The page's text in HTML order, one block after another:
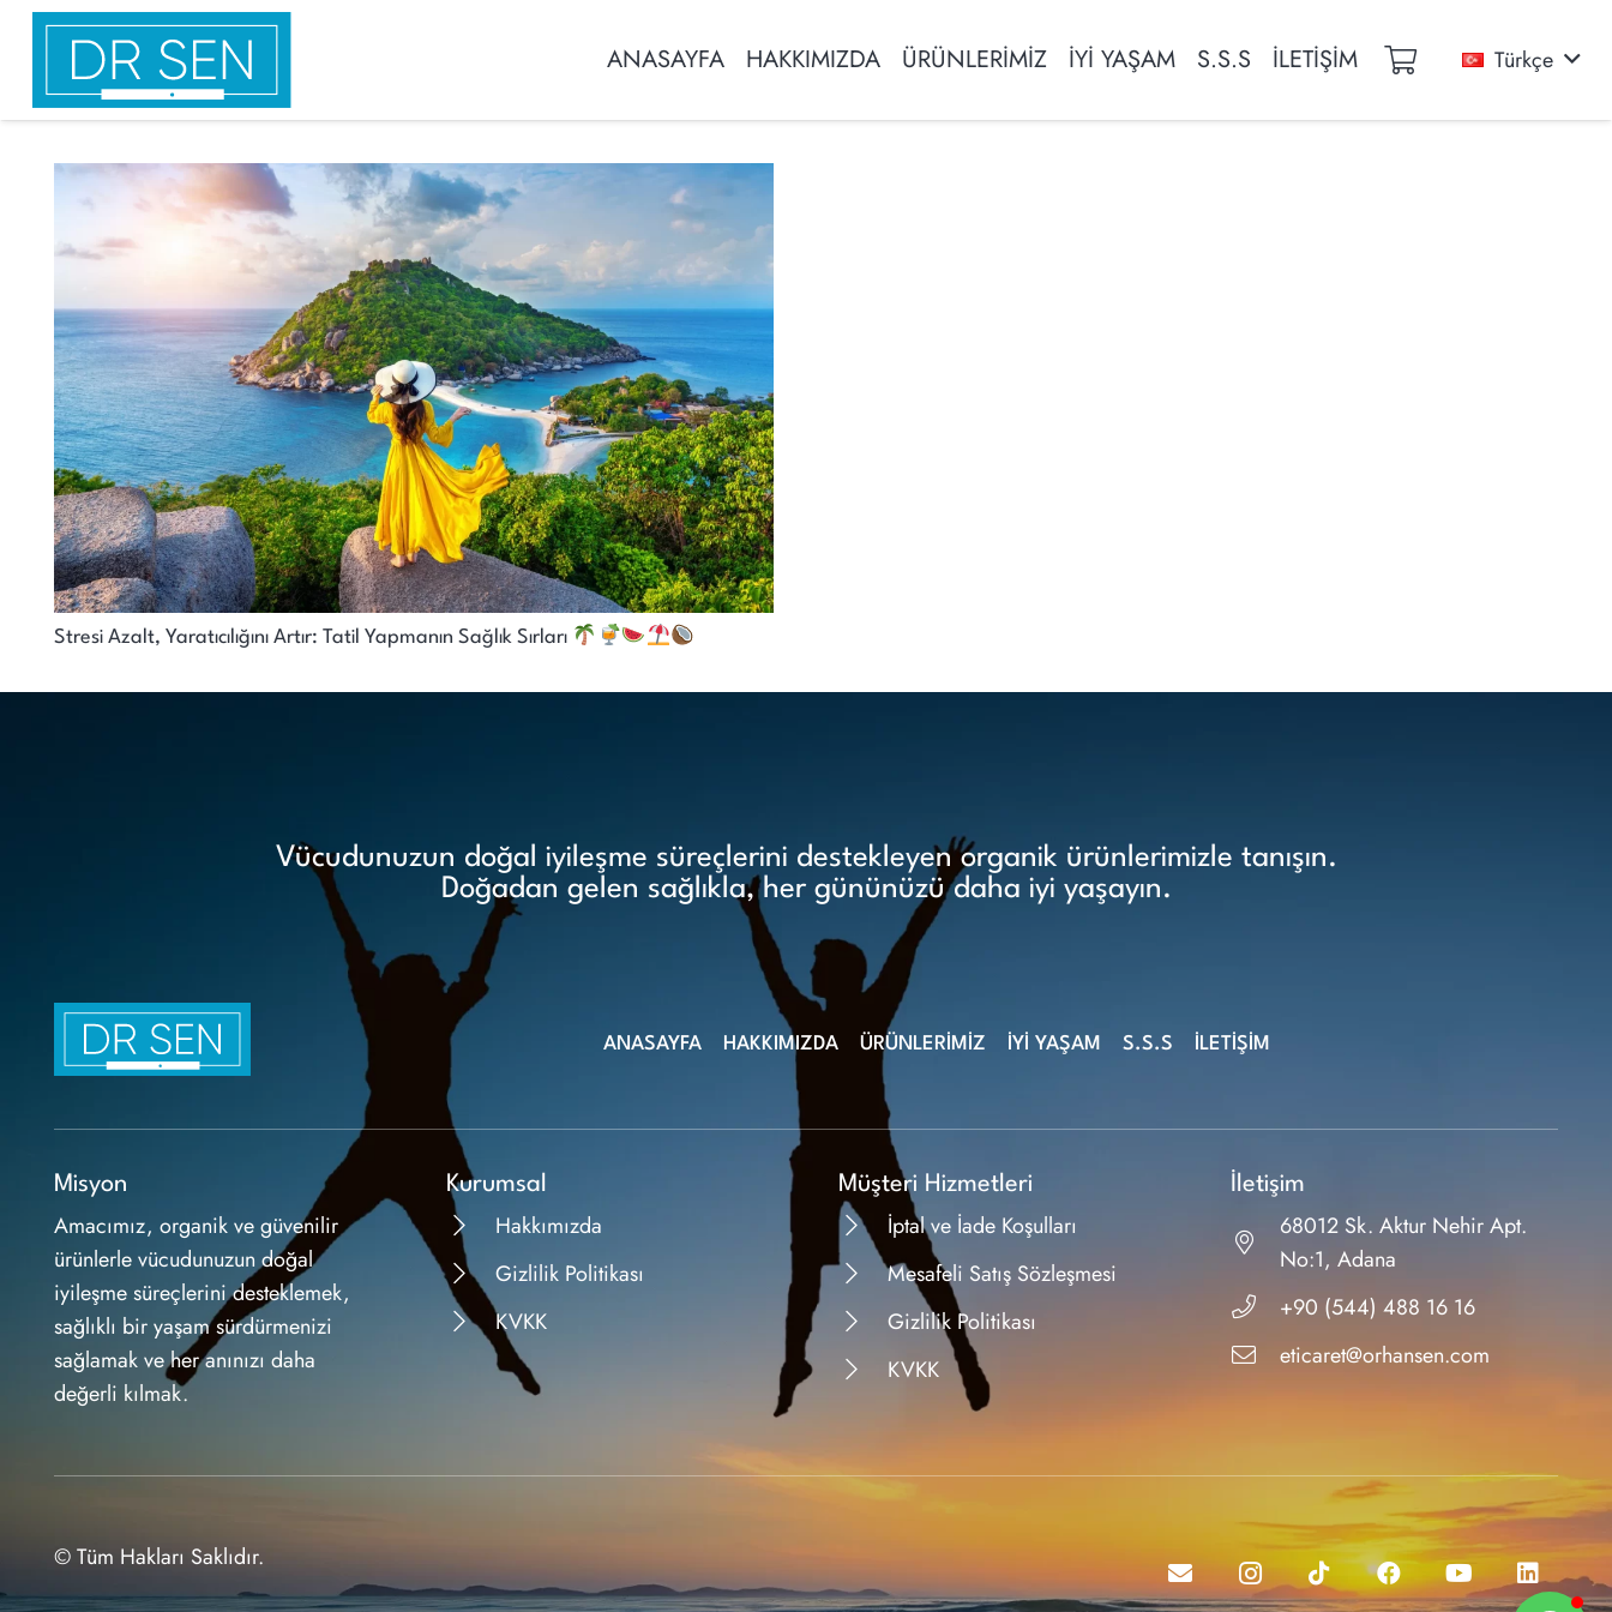
ANASAYFA HAKKIMIZDA ÜRÜNLERİMİZ İYİ YAŞAM S.S.S İLETİŞİM Türkçe
Stresi Azalt, Yaratıcılığını Artır: Tatil Yapmanın Sağlık Sırları
Vücudunuzun doğal iyileşme süreçlerini destekleyen organik ürünlerimizle tanışın.
Doğadan gelen sağlıkla, her gününüzü daha iyi yaşayın.
ANASAYFA HAKKIMIZDA ÜRÜNLERİMİZ İYİ YAŞAM S.S.S İLETİŞİM
Misyon
Amacımız, organik ve güvenilir
ürünlerle vücudunuzun doğal
iyileşme süreçlerini desteklemek,
sağlıklı bir yaşam sürdürmenizi
sağlamak ve her anınızı daha
değerli kılmak.
Kurumsal
Hakkımızda
Gizlilik Politikası
KVKK
Müşteri Hizmetleri
İptal ve İade Koşulları
Mesafeli Satış Sözleşmesi
Gizlilik Politikası
KVKK
İletişim
68012 Sk. Aktur Nehir Apt.
No:1, Adana
+90 (544) 488 16 16
eticaret@orhansen.com
© Tüm Hakları Saklıdır.